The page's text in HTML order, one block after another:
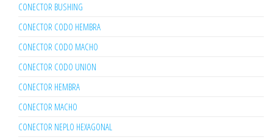
CONECTOR BUSHING
CONECTOR CODO HEMBRA
CONECTOR CODO MACHO
CONECTOR CODO UNION
CONECTOR HEMBRA
CONECTOR MACHO
CONECTOR NEPLO HEXAGONAL